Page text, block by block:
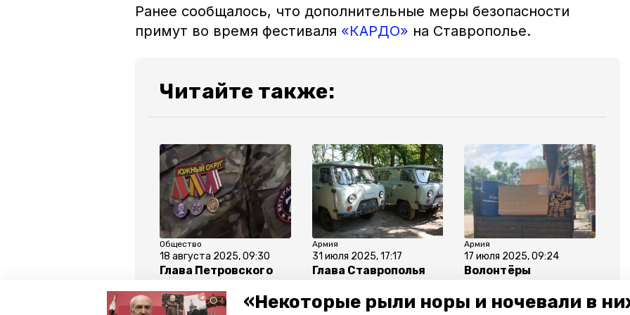
«Некоторые рыли норы и ночевали в
Ранее сообщалось, что дополнительные меры безопасности
примут во время фестиваля «КАРДО» на Ставрополье.
Читайте также:
Общество
18 августа 2025, 09:30
Глава Петровского
поблагодарила
Армия
31 июля 2025, 17:17
Глава Ставрополья
разведывательной
Армия
17 июля 2025, 09:24
Волонтёры
передали